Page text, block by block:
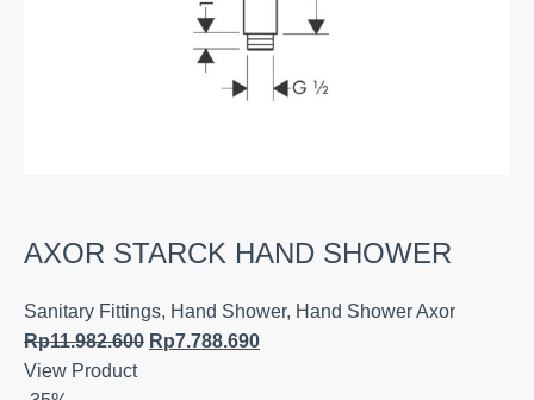
AXOR STARCK HAND SHOWER
Sanitary Fittings, Hand Shower, Hand Shower Axor
Rp11.982.600 Rp7.788.690
View Product